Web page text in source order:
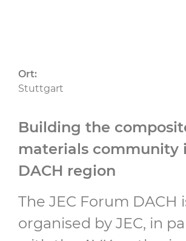
Ort:
Stuttgart
Building the
materials community
DACH region
The JEC Forum DACH
organised by JEC, in